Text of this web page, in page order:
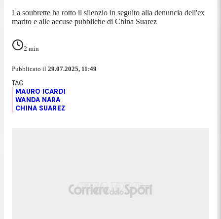
La soubrette ha rotto il silenzio in seguito alla denuncia dell'ex
marito e alle accuse pubbliche di China Suarez
2 min
Pubblicato il 29.07.2025, 11:49
MAURO ICARDI
WANDA NARA
CHINA SUAREZ